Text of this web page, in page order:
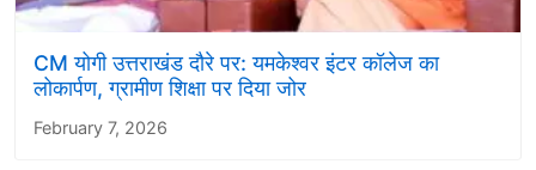
CM योगी उत्तराखंड दौरे पर: यमकेश्वर इंटर कॉलेज का
लोकार्पण, ग्रामीण शिक्षा पर दिया जोर
February 7, 2026